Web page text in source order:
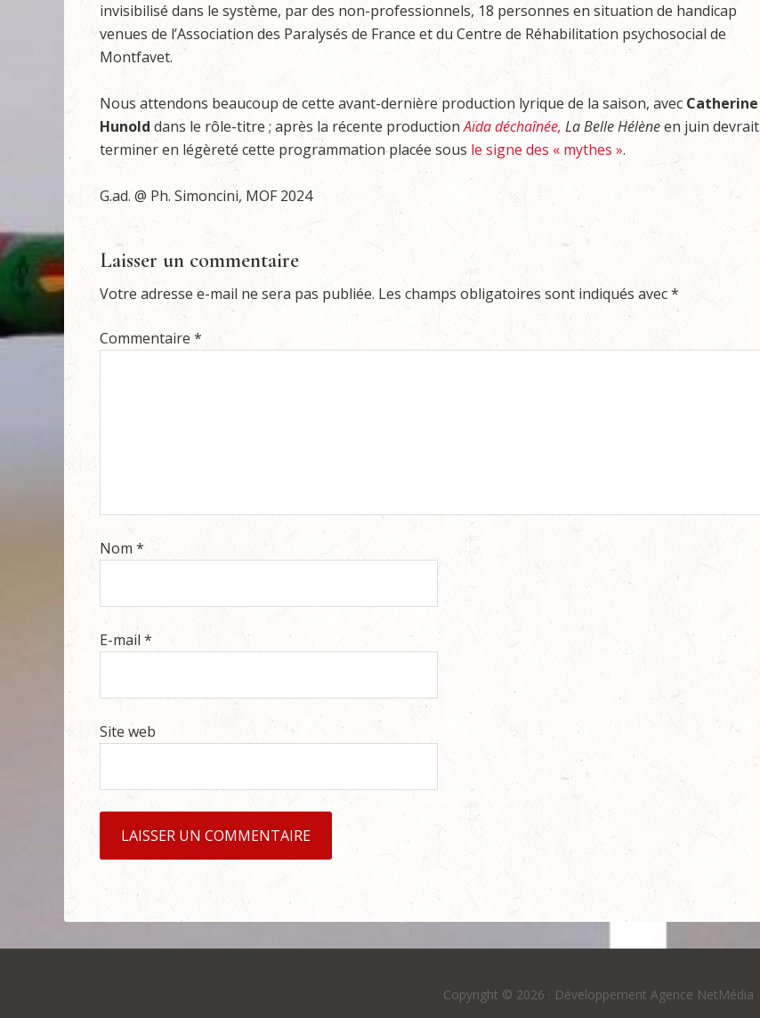
invisibilisé dans le système, par des non-professionnels, 18 personnes en situation de handicap
venues de l’Association des Paralysés de France et du Centre de Réhabilitation psychosocial de
Montfavet.
Nous attendons beaucoup de cette avant-dernière production lyrique de la saison, avec Catherine
Hunold dans le rôle-titre ; après la récente productionAïda déchaînée, La Belle Hélèneen juin devrait
terminer en légèreté cette programmation placée sous le signe des « mythes ».
G.ad. @ Ph. Simoncini, MOF 2024
Laisser un commentaire
Votre adresse e-mail ne sera pas publiée. Les champs obligatoires sont indiqués avec*
Commentaire *
Nom*
E-mail*
Site web
Copyright © 2026 · Développement Agence NetMédia